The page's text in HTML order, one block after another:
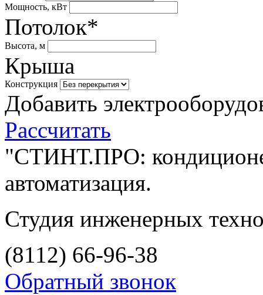
Мощность, кВт
Потолок*
Высота, м
Крыша
Конструкция
Добавить
Рассчитать
"СТИНТ.ПРО:
автоматизация.
Студия инженерных
(8112) 66-96-38
Обратный звонок